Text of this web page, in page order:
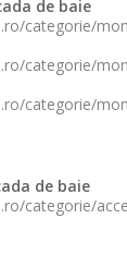
de baie
categorie/
categorie/
categorie/
de baie
categorie/